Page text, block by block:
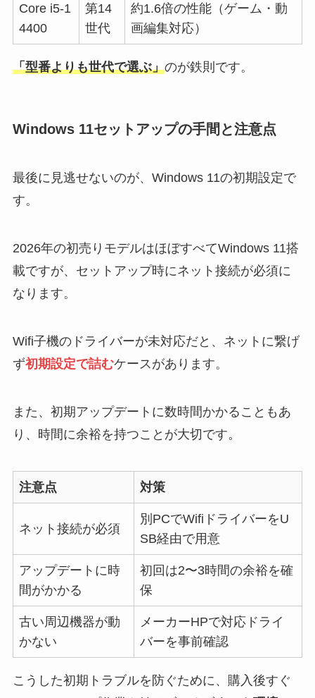
Core i5-1
4400
第14
世代
約1.6倍の性能（ゲーム・動
画編集対応）
「型番よりも世代で選ぶ」のが鉄則です。
Windows 11セットアップの手間と注意点
最後に見逃せないのが、Windows 11の初期設定で
す。
2026年の初売りモデルはほぼすべてWindows 11搭
載ですが、セットアップ時にネット接続が必須に
なります。
Wifi子機のドライバーが未対応だと、ネットに繋げ
ず初期設定で詰むケースがあります。
また、初期アップデートに数時間かかることもあ
り、時間に余裕を持つことが大切です。
注意点 対策
ネット接続が必須
別PCでWifiドライバーをU
SB経由で用意
アップデートに時
間がかかる
初回は2〜3時間の余裕を確
保
古い周辺機器が動
かない
メーカーHPで対応ドライ
バーを事前確認
こうした初期トラブルを防ぐために、購入後すぐ